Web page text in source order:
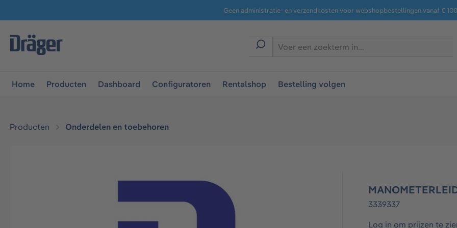
Ga naar navigatie B2B-platformGeen administratie- en verzendkosten voor webshopbestellingen vanaf €
Home Producten Dashboard Configuratoren Rentalshop Bestelling volgen
Producten Onderdelen en toebehoren
3339337
Log in om prijzen te